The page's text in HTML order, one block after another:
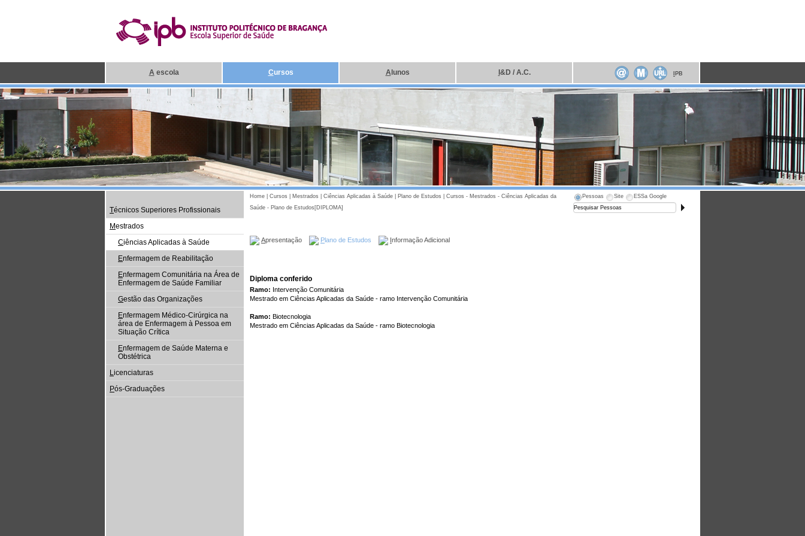
A escola Cursos A lunos &D / A.C. PB
Técnicos Superiores Profissionais
Mestrados
Ciências Aplicadas à Saúde
Enfermagem de Reabilitação
Enfermagem Comunitária na Área de
Enfermagem de Saúde Familiar
Gestão das Organizações
Enfermagem Médico‐Cirúrgica na
área de Enfermagem à Pessoa em
Situação Crítica
Enfermagem de Saúde Materna e
Obstétrica
Licenciaturas
Pós-Graduações
Home Cursos Mestrados Ciências Aplicadas à Saúde Plano de Estudos
Cursos - Mestrados - Ciências Aplicadas da
Saúde - Plano de Estudos[DIPLOMA]
Pessoas Site ESSa Google
Apresentação Plano de Estudos Informação Adicional
Diploma conferido
Ramo: Intervenção Comunitária
Mestrado em Ciências Aplicadas da Saúde - ramo Intervenção Comunitária
Ramo: Biotecnologia
Mestrado em Ciências Aplicadas da Saúde - ramo Biotecnologia